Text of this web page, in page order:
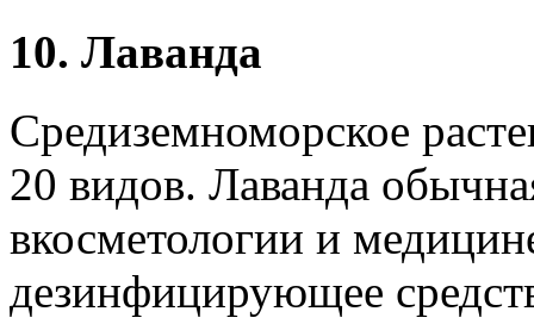
10. Лаванда
Средиземноморское
20 видов. Лаванда
вкосметологии и
дезинфицирующее